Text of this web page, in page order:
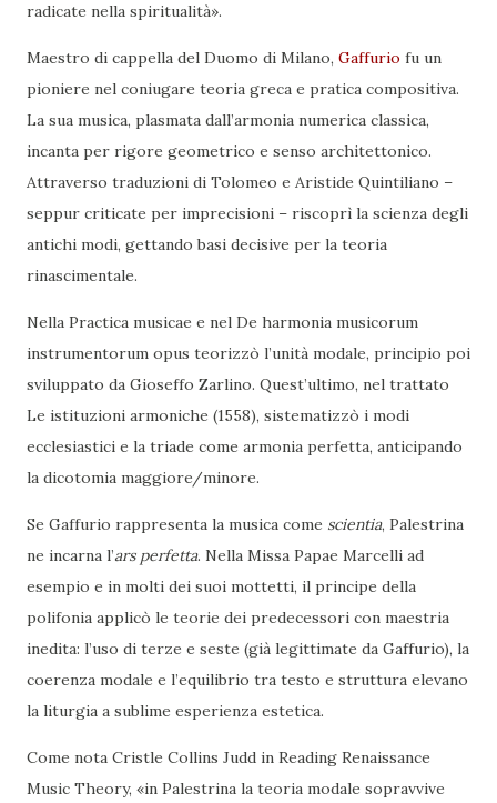
radicate nella spiritualità».
Maestro di cappella del Duomo di Milano, Gaffurio fu un
pioniere nel coniugare teoria greca e pratica compositiva.
La sua musica, plasmata dall’armonia numerica classica,
incanta per rigore geometrico e senso architettonico.
Attraverso traduzioni di Tolomeo e Aristide Quintiliano –
seppur criticate per imprecisioni – riscoprì la scienza degli
antichi modi, gettando basi decisive per la teoria
rinascimentale.
Nella Practica musicae e nel De harmonia musicorum
instrumentorum opus teorizzò l’unità modale, principio poi
sviluppato da Gioseffo Zarlino. Quest’ultimo, nel trattato
Le istituzioni armoniche (1558), sistematizzò i modi
ecclesiastici e la triade come armonia perfetta, anticipando
la dicotomia maggiore/minore.
Se Gaffurio rappresenta la musica come scientia, Palestrina
ne incarna l’ars perfetta. Nella Missa Papae Marcelli ad
esempio e in molti dei suoi mottetti, il principe della
polifonia applicò le teorie dei predecessori con maestria
inedita: l’uso di terze e seste (già legittimate da Gaffurio), la
coerenza modale e l’equilibrio tra testo e struttura elevano
la liturgia a sublime esperienza estetica.
Come nota Cristle Collins Judd in Reading Renaissance
Music Theory, «in Palestrina la teoria modale sopravvive